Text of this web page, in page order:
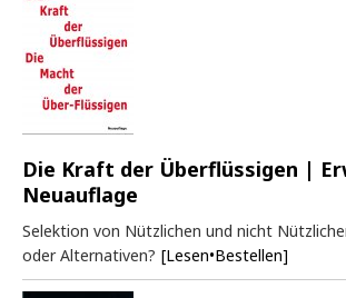
Die Kraft der Überflüssigen |
Neuauflage
Selektion von Nützlichen und nicht
oder Alternativen? [Lesen•Bestellen]